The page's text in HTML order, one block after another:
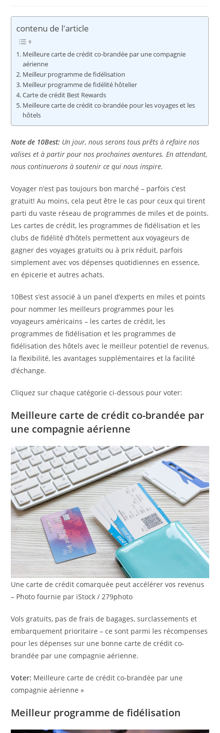
publication :
contenu de l'article
Meilleure carte de crédit co-brandée par une compagnie
aérienne
Meilleur programme de fidélisation
Meilleur programme de fidélité hôtelier
Carte de crédit Best Rewards
Meilleure carte de crédit co-brandée pour les voyages et les
hôtels
Note de 10Best: Un jour, nous serons tous prêts à refaire nos
valises et à partir pour nos prochaines aventures. En attendant,
nous continuerons à soutenir ce qui nous inspire.
Voyager n’est pas toujours bon marché – parfois c’est
gratuit! Au moins, cela peut être le cas pour ceux qui tirent
parti du vaste réseau de programmes de miles et de points.
Les cartes de crédit, les programmes de fidélisation et les
clubs de fidélité d’hôtels permettent aux voyageurs de
gagner des voyages gratuits ou à prix réduit, parfois
simplement avec vos dépenses quotidiennes en essence,
en épicerie et autres achats.
10Best s’est associé à un panel d’experts en miles et points
pour nommer les meilleurs programmes pour les
voyageurs américains – les cartes de crédit, les
programmes de fidélisation et les programmes de
fidélisation des hôtels avec le meilleur potentiel de revenus,
la flexibilité, les avantages supplémentaires et la facilité
d’échange.
Cliquez sur chaque catégorie ci-dessous pour voter:
Meilleure carte de crédit co-brandée par
une compagnie aérienne
Une carte de crédit comarquée peut accélérer vos revenus
– Photo fournie par iStock / 279photo
Vols gratuits, pas de frais de bagages, surclassements et
embarquement prioritaire – ce sont parmi les récompenses
pour les dépenses sur une bonne carte de crédit co-
brandée par une compagnie aérienne.
Voter: Meilleure carte de crédit co-brandée par une
compagnie aérienne »
Meilleur programme de fidélisation